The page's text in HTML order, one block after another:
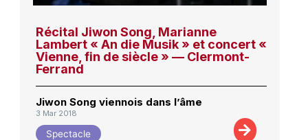
Récital Jiwon Song, Marianne
Lambert « An die Musik » et concert «
Vienne, fin de siècle » — Clermont-
Ferrand
Jiwon Song viennois dans l’âme
3 Mar 2018
Spectacle